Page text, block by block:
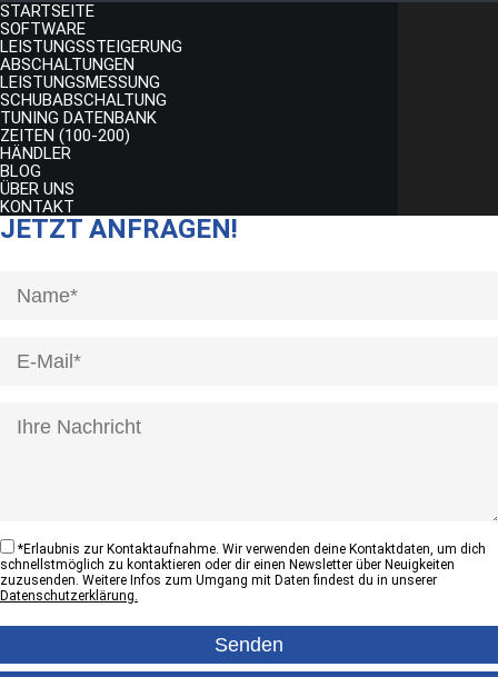
STARTSEITE
SOFTWARE
LEISTUNGSSTEIGERUNG
ABSCHALTUNGEN
LEISTUNGSMESSUNG
SCHUBABSCHALTUNG
TUNING DATENBANK
ZEITEN (100-200)
HÄNDLER
BLOG
ÜBER UNS
KONTAKT
JETZT ANFRAGEN!
*Erlaubnis zur Kontaktaufnahme. Wir verwenden deine Kontaktdaten, um dich
schnellstmöglich zu kontaktieren oder dir einen Newsletter über Neuigkeiten
zuzusenden. Weitere Infos zum Umgang mit Daten findest du in unserer
Datenschutzerklärung.